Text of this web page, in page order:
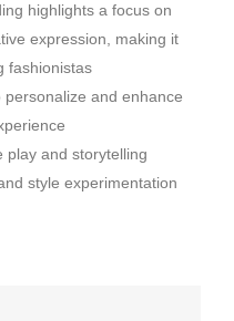
highlights a focus on
expression, making it
fashionistas.
personalize and enhance
play and storytelling
and style experimentation